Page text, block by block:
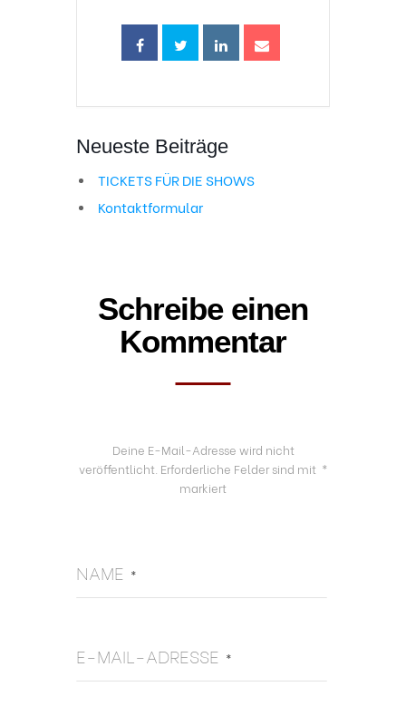
Neueste Beiträge
TICKETS FÜR DIE SHOWS
Kontaktformular
Schreibe einen
Kommentar
Deine E-Mail-Adresse wird nicht
veröffentlicht. Erforderliche Felder sind mit *
markiert
NAME *
E-MAIL-ADRESSE *